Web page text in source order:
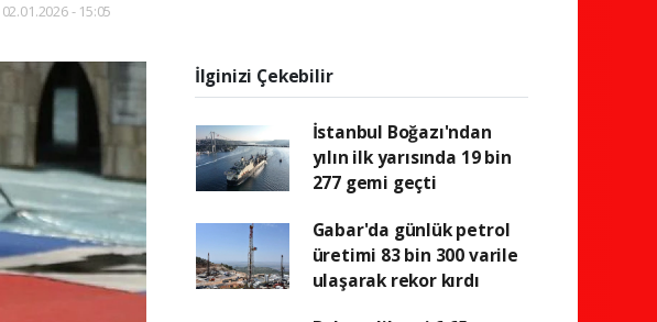
- 15:05
İlginizi Çekebilir
İstanbul Boğazı'ndan
yılın ilk yarısında 19 bin
277 gemi geçti
Gabar'da günlük petrol
üretimi 83 bin 300 varile
ulaşarak rekor kırdı